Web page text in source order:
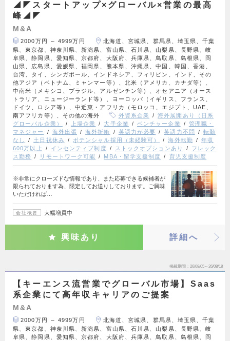
◢◤スタートアップ×グローバル×営業の最高
峰◢◤
M&A
2000万円 ～ 4999万円
北海道、宮城県、群馬県、埼玉県、千葉
県、東京都、神奈川県、新潟県、富山県、石川県、山梨県、長野県、岐
阜県、静岡県、愛知県、京都府、大阪府、兵庫県、鳥取県、島根県、岡
山県、広島県、愛媛県、福岡県、熊本県、沖縄県、中国、韓国、香港、
台湾、タイ、シンガポール、インドネシア、フィリピン、インド、その
他アジア（ベトナム、ミャンマー等）、北米（アメリカ、カナダ等）、
中南米（メキシコ、ブラジル、アルゼンチン等）、オセアニア（オース
トラリア、ニュージーランド等）、ヨーロッパ（イギリス、フランス、
ドイツ、ロシア等）、中近東・アフリカ（モロッコ、エジプト、UAE、
南アフリカ等）、その他の海外
外資系企業
海外展開あり（日系
グローバル企業）
上場企業 大手企業 ベンチャー企業
管理職・
マネジャー
海外出張 海外折衝 英語力が必要 英語力不問
転勤
なし
土日祝休み ポテンシャル採用（未経験可） 海外転勤
年収
600万以上
インセンティブ制度 ストックオプションあり
フレック
ス勤務
リモートワーク可能 MBA・留学支援制度 育児支援制度
※非常にクローズドな情報であり、また応募できる候補者が
限られております為、限定してお送りしております。ご興味
いただければ…
会社概要 大幅増員中
興味あり 詳細へ
掲載期間 26/08/05～26/08/18
【キーエンス流営業でグローバル市場】Saas
系企業にて高年収キャリアのご提案
M&A
2000万円 ～ 4999万円
北海道、宮城県、群馬県、埼玉県、千葉
県、東京都、神奈川県、新潟県、富山県、石川県、山梨県、長野県、岐
阜県、静岡県、愛知県、京都府、大阪府、兵庫県、鳥取県、島根県、岡